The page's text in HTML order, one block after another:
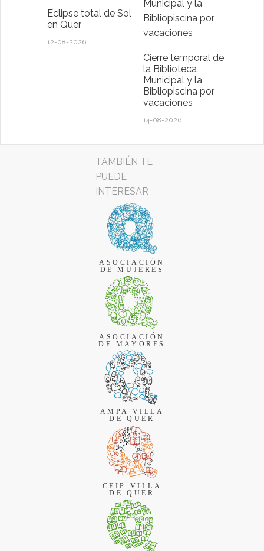
Eclipse total de Sol
en Quer
12-08-2026
Cierre temporal de
la Biblioteca
Municipal y la
Bibliopiscina por
vacaciones
14-08-2026
TAMBIÉN TE
PUEDE
INTERESAR
ASOCIACIÓN
DE MUJERES
ASOCIACIÓN
DE MAYORES
AMPA VILLA
DE QUER
CEIP VILLA
DE QUER